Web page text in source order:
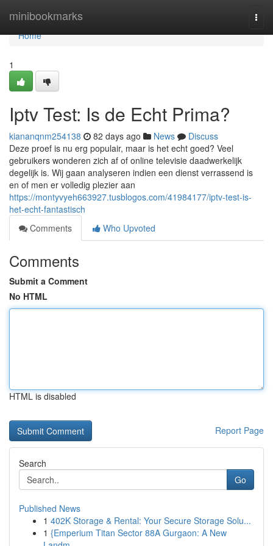
minibookmarks
Home
Home
1
Iptv Test: Is de Echt Prima?
kiananqnm254138 82 days ago News
Discuss
Deze proef is nu erg populair, maar is het echt goed? Veel
gebruikers wonderen zich af of online televisie daadwerkelijk
degelijk is. Wij gaan analyseren indien een dienst verrassend is
en of men er volledig plezier aan
https://montyvyeh663927.tusblogos.com/41984177/iptv-test-is-
het-echt-fantastisch
Comments
Who Upvoted
Comments
Submit a Comment
No HTML
HTML is disabled
Report Page
Search
Go
Published News
1 402K Storage & Rental: Your Secure Storage Solu...
1 {Emperium Titan Sector 88A Gurgaon: A New